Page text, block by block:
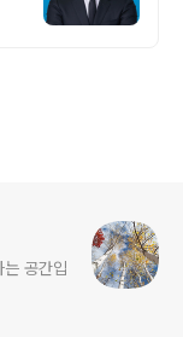
공간입